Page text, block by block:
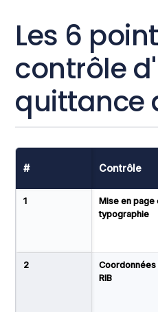
Les 6
contrôle
quittance
# Contrôle
1
Mise en page
typographie
2
Coordonnées
RIB